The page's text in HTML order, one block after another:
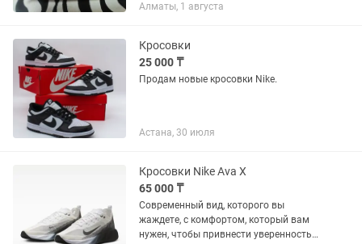
маломерят.Кросовки унисекс- помогут
Алматы, 1 августа
Кросовки
25 000 ₸
Продам новые кросовки Nike.
Астана, 30 июля
Кросовки Nike Ava X
65 000 ₸
Современный вид, которого вы
жаждете, с комфортом, который вам
нужен, чтобы привнести уверенность